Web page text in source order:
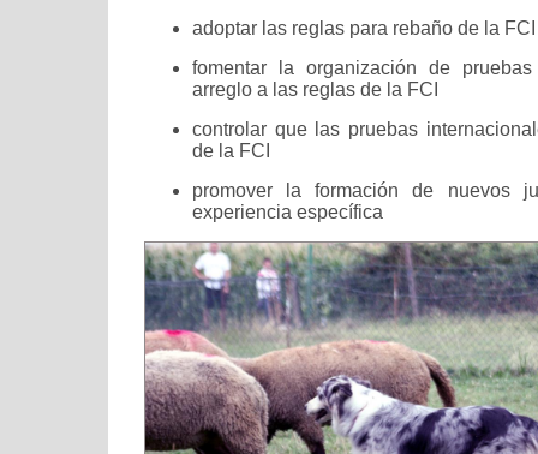
adoptar las reglas para rebaño de la FCI
fomentar la organización de
arreglo a las reglas de la FCI
controlar que las pruebas
de la FCI
promover la formación de nuevos
experiencia específica